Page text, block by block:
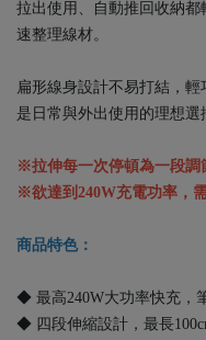
拉出使用、自動推回收納
速整理線材。
扁形線身設計不易打結，輕
是日常與外出使用的理想選
※拉伸每一次停頓為一段調
※欲達到240W充電功率，
商品特色：
◆ 最高240W大功率快充，
◆ 四段伸縮設計，最長